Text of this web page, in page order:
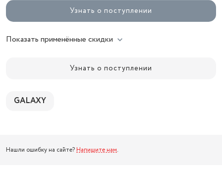
Узнать о поступлении
Показать применённые скидки
Узнать о поступлении
GALAXY
Нашли ошибку на сайте? Напишите нам.